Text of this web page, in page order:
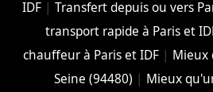
IDF |Transfert depuis ou vers
transport rapide à Paris et
chauffeur à Paris et IDF | Mieux
Seine (94480) | Mieux